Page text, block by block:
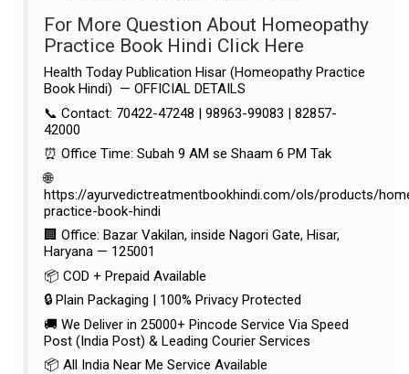
For More Question About Homeopathy
Practice Book Hindi Click Here
Health Today Publication Hisar (Homeopathy Practice
Book Hindi) — OFFICIAL DETAILS
📞 Contact: 70422-47248 | 98963-99083 | 82857-
42000
⏰ Office Time: Subah 9 AM se Shaam 6 PM Tak
🌐
https://ayurvedictreatmentbookhindi.com/ols/products/
practice-book-hindi
🏢 Office: Bazar Vakilan, inside Nagori Gate, Hisar,
Haryana — 125001
📦 COD + Prepaid Available
🔒 Plain Packaging | 100% Privacy Protected
🚚 We Deliver in 25000+ Pincode Service Via Speed
Post (India Post) & Leading Courier Services
📦 All India Near Me Service Available